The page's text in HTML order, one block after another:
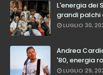
L'energia dei
grandi palchi
LUGLIO 30,
Andrea
'80, energia
LUGLIO 29,